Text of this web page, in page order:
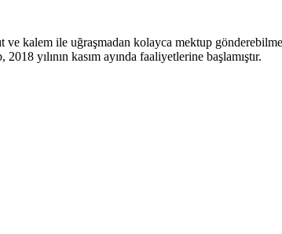
kalem ile uğraşmadan kolayca mektup
yılının kasım ayında faaliyetlerine başlamıştır.